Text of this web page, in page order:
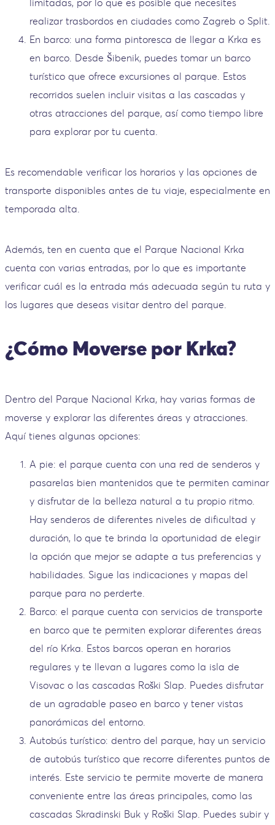
realizar trasbordos en ciudades como Zagreb o Split.
En barco: una forma pintoresca de llegar a Krka es
en barco. Desde Šibenik, puedes tomar un barco
turístico que ofrece excursiones al parque. Estos
recorridos suelen incluir visitas a las cascadas y
otras atracciones del parque, así como tiempo libre
para explorar por tu cuenta.
Es recomendable verificar los horarios y las opciones de
transporte disponibles antes de tu viaje, especialmente en
temporada alta.
Además, ten en cuenta que el Parque Nacional Krka
cuenta con varias entradas, por lo que es importante
verificar cuál es la entrada más adecuada según tu ruta y
los lugares que deseas visitar dentro del parque.
¿Cómo Moverse por Krka?
Dentro del Parque Nacional Krka, hay varias formas de
moverse y explorar las diferentes áreas y atracciones.
Aquí tienes algunas opciones:
A pie: el parque cuenta con una red de senderos y
pasarelas bien mantenidos que te permiten caminar
y disfrutar de la belleza natural a tu propio ritmo.
Hay senderos de diferentes niveles de dificultad y
duración, lo que te brinda la oportunidad de elegir
la opción que mejor se adapte a tus preferencias y
habilidades. Sigue las indicaciones y mapas del
parque para no perderte.
Barco: el parque cuenta con servicios de transporte
en barco que te permiten explorar diferentes áreas
del río Krka. Estos barcos operan en horarios
regulares y te llevan a lugares como la isla de
Visovac o las cascadas Roški Slap. Puedes disfrutar
de un agradable paseo en barco y tener vistas
panorámicas del entorno.
Autobús turístico: dentro del parque, hay un servicio
de autobús turístico que recorre diferentes puntos de
interés. Este servicio te permite moverte de manera
conveniente entre las áreas principales, como las
cascadas Skradinski Buk y Roški Slap. Puedes subir y